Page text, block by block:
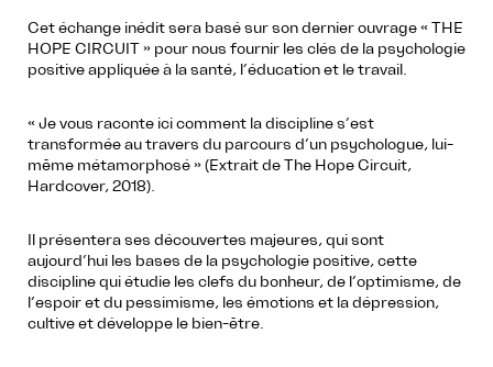
Cet échange inédit sera basé sur son dernier ouvrage « THE
HOPE CIRCUIT » pour nous fournir les clés de la psychologie
positive appliquée à la santé, l’éducation et le travail.
« Je vous raconte ici comment la discipline s’est
transformée au travers du parcours d’un psychologue, lui-
même métamorphosé » (Extrait de The Hope Circuit,
Hardcover, 2018).
Il présentera ses découvertes majeures, qui sont
aujourd’hui les bases de la psychologie positive, cette
discipline qui étudie les clefs du bonheur, de l’optimisme, de
l’espoir et du pessimisme, les émotions et la dépression,
cultive et développe le bien-être.